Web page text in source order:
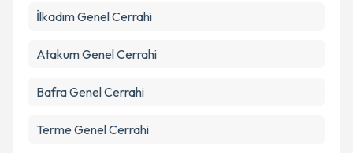
İlkadımGenel Cerrahi
AtakumGenel Cerrahi
BafraGenel Cerrahi
Terme Genel Cerrahi